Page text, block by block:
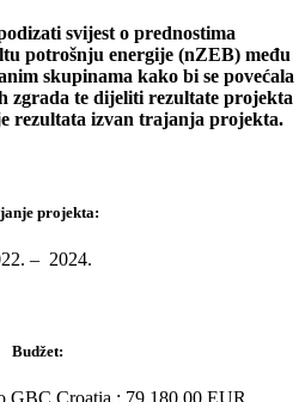
svijest o prednostima
potrošnju energije (nZEB) među
skupinama kako bi se povećala
zgrada te dijeliti rezultate projekta
rezultata izvan trajanja projekta.
projekta:
– 2024.
Budžet: